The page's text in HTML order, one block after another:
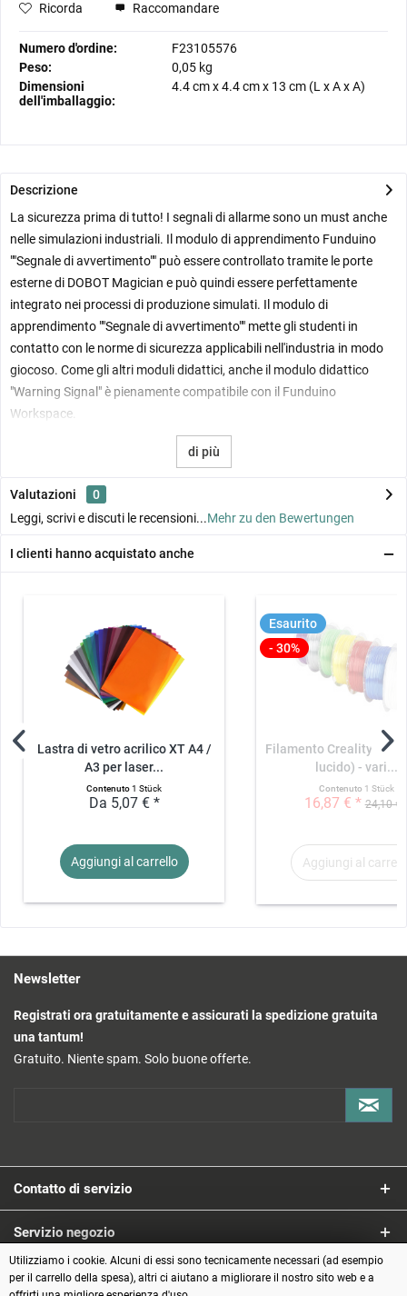
Ricorda Raccomandare
Numero d'ordine:
F23105576
Peso:
0,05 kg
Dimensioni
dell'imballaggio:
4.4 cmx4.4 cmx 13 cm (L x A x A)
Descrizione
La sicurezza prima di tutto! I segnali di allarme sono un must anche
nelle simulazioni industriali. Il modulo di apprendimento Funduino
""Segnale di avvertimento"" può essere controllato tramite le porte
esterne di DOBOT Magician e può quindi essere perfettamente
integrato nei processi di produzione simulati. Il modulo di
apprendimento ""Segnale di avvertimento"" mette gli studenti in
contatto con le norme di sicurezza applicabili nell'industria in modo
giocoso. Come gli altri moduli didattici, anche il modulo didattico
"Warning Signal" è pienamente compatibile con il Funduino
Workspace.
di più
Valutazioni
0
Leggi, scrivi e discuti le recensioni...Mehr zu den Bewertungen
I clienti hanno acquistato anche
Lastra di vetro acrilico XT A4 /
A3 per laser...
Contenuto1 Stück
Da 5,07 € *
Aggiungi al carrello
Esaurito
- 30%
Filamento Creality CR-
lucido) - vari...
Contenuto 1 Stück
16,87 € * 24,10 €
Aggiungi al
Newsletter
Registrati ora gratuitamente e assicurati la spedizione gratuita
una tantum!
Gratuito. Niente spam. Solo buone offerte.
Contatto di servizio
Servizio negozio
Informazioni
Utilizziamo i cookie. Alcuni di essi sono tecnicamente necessari (ad esempio
per il carrello della spesa), altri ci aiutano a migliorare il nostro sito web e a